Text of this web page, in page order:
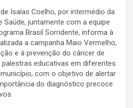
Isaías Coelho, por intermédio da
Saúde, juntamente com a equipe
Brasil Sorridente, informa à
a campanha Maio Vermelho,
e à prevenção do câncer de
educativas em diferentes
com o objetivo de alertar
do diagnóstico precoce